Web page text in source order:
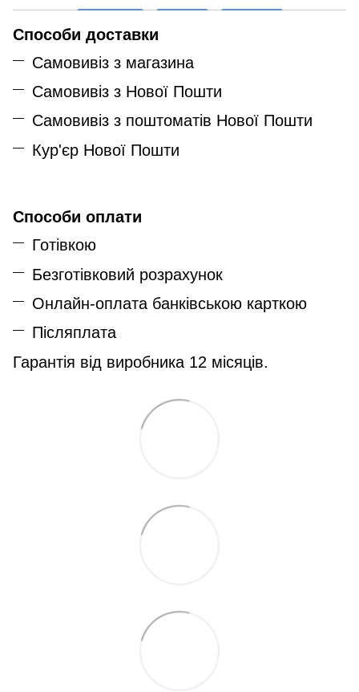
Способи доставки
Самовивіз з магазина
Самовивіз з Нової Пошти
Самовивіз з поштоматів Нової Пошти
Кур'єр Нової Пошти
Способи оплати
Готівкою
Безготівковий розрахунок
Онлайн-оплата банківською карткою
Післяплата
Гарантія від виробника 12 місяців.